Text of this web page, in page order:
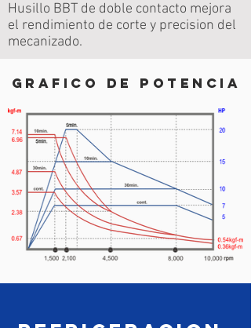
Husillo BBT de doble contacto mejora
el rendimiento de corte y precision del
mecanizado.
Grafico de potencia